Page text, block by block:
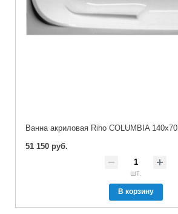
Ванна акриловая Riho COLUMBIA 140x70
51 150 руб.
шт.
В корзину